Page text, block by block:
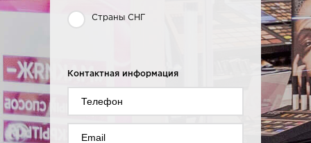
Страны СНГ
Контактная информация